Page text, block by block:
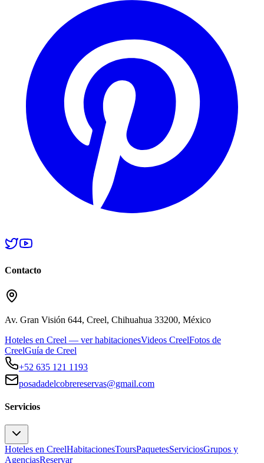
Contacto
Av. Gran Visión 644, Creel, Chihuahua 33200, México
Hoteles en Creel — ver habitacionesVideos CreelFotos de
CreelGuía de Creel
+52 635 121 1193
posadadelcobrereservas@gmail.com
Servicios
Hoteles en CreelHabitacionesToursPaquetesServiciosGrupos y
AgenciasReservar